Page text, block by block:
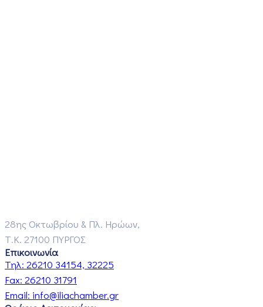
28ης Οκτωβρίου & Πλ. Ηρώων,
Τ.Κ. 27100 ΠΥΡΓΟΣ
Επικοινωνία
Τηλ: 26210 34154, 32225
Fax: 26210 31791
Email: info@iliachamber.gr